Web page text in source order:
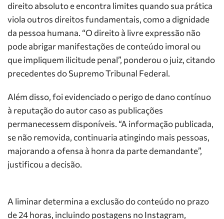
direito absoluto e encontra limites quando sua prática
viola outros direitos fundamentais, como a dignidade
da pessoa humana. “O direito à livre expressão não
pode abrigar manifestações de conteúdo imoral ou
que impliquem ilicitude penal”, ponderou o juiz, citando
precedentes do Supremo Tribunal Federal.
Além disso, foi evidenciado o perigo de dano contínuo
à reputação do autor caso as publicações
permanecessem disponíveis. “A informação publicada,
se não removida, continuaria atingindo mais pessoas,
majorando a ofensa à honra da parte demandante”,
justificou a decisão.
A liminar determina a exclusão do conteúdo no prazo
de 24 horas, incluindo postagens no Instagram,